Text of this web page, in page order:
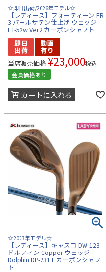
☆即日出荷/2026年モデル☆
【レディース】フォーティーン FR-
3 パールサテン仕上げ ウェッジ
FT-52w Ver2 カーボンシャフト
当店販売価格 ¥23,000税込
会員価格あり
カートに入れる
☆2023年モデル☆
【レディース】キャスコ DW-123
ドルフィン Copper ウェッジ
Dolphin DP-231 L カーボンシャフ
ト